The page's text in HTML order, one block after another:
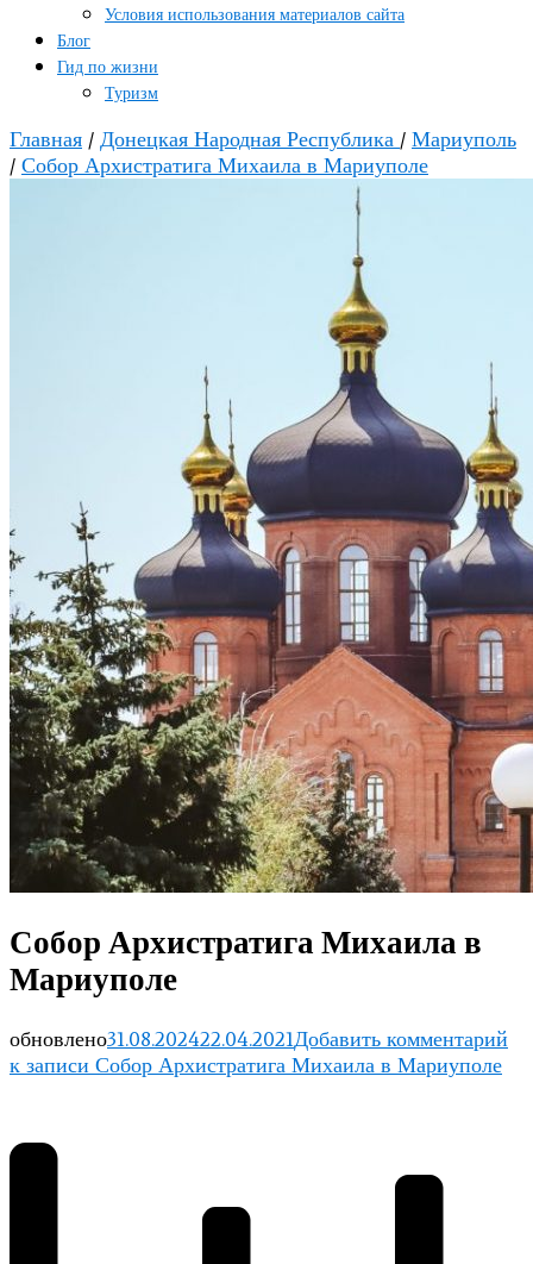
Условия использования материалов сайта
Блог
Гид по жизни
Туризм
Главная / Донецкая Народная Республика / Мариуполь
/ Собор Архистратига Михаила в Мариуполе
Собор Архистратига Михаила в
Мариуполе
обновлено31.08.202422.04.2021Добавить комментарий
к записи Собор Архистратига Михаила в Мариуполе